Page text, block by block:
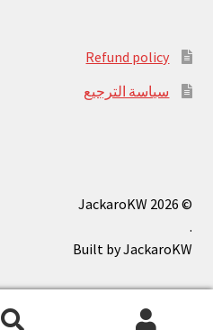
Refund policy
سياسة الترجيع
© JackaroKW 2026
.